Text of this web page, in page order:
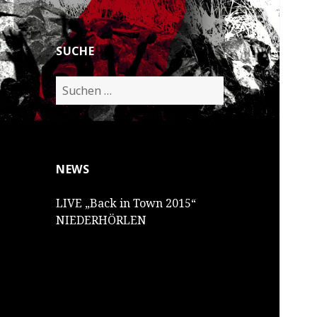
SUCHE
Suchen
nach:
NEWS
LIVE „Back in Town 2015“
NIEDERHÖRLEN